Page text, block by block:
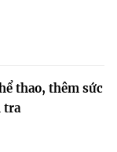
thao, thêm sức
tra